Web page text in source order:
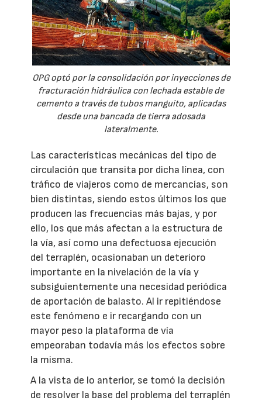
OPG optó por la consolidación por inyecciones de
fracturación hidráulica con lechada estable de
cemento a través de tubos manguito, aplicadas
desde una bancada de tierra adosada
lateralmente.
Las características mecánicas del tipo de
circulación que transita por dicha línea, con
tráfico de viajeros como de mercancías, son
bien distintas, siendo estos últimos los que
producen las frecuencias más bajas, y por
ello, los que más afectan a la estructura de
la vía, así como una defectuosa ejecución
del terraplén, ocasionaban un deterioro
importante en la nivelación de la vía y
subsiguientemente una necesidad periódica
de aportación de balasto. Al ir repitiéndose
este fenómeno e ir recargando con un
mayor peso la plataforma de vía
empeoraban todavía más los efectos sobre
la misma.
A la vista de lo anterior, se tomó la decisión
de resolver la base del problema del terraplén